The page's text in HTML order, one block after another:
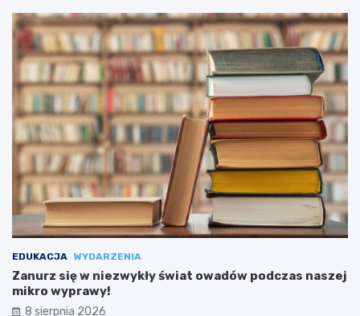
EDUKACJA WYDARZENIA
Zanurz się w niezwykły świat owadów podczas naszej
mikro wyprawy!
8 sierpnia 2026